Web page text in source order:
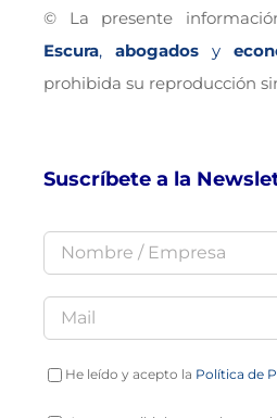
© La presente
Escura, abogados y
prohibida su reproducción
Suscríbete a la
He leído y acepto la Política de